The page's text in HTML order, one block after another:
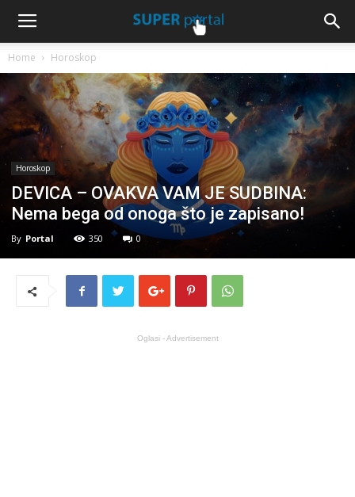
Home Horoskop
Horoskop
DEVICA – OVAKVA VAM JE SUDBINA:
Nema bega od onoga što je zapisano!
By Portal 350 0
Oglasi - Advertisement